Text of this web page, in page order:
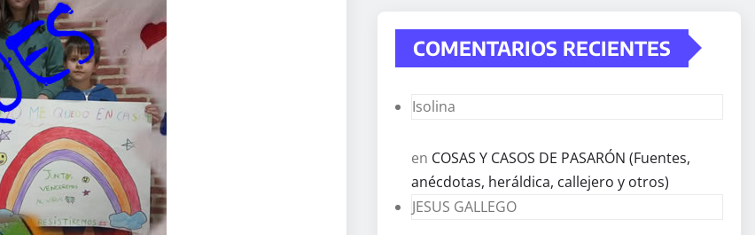
COMENTARIOS RECIENTES
Isolina
en COSAS Y CASOS DE PASARÓN (Fuentes,
anécdotas, heráldica, callejero y otros)
JESUS GALLEGO